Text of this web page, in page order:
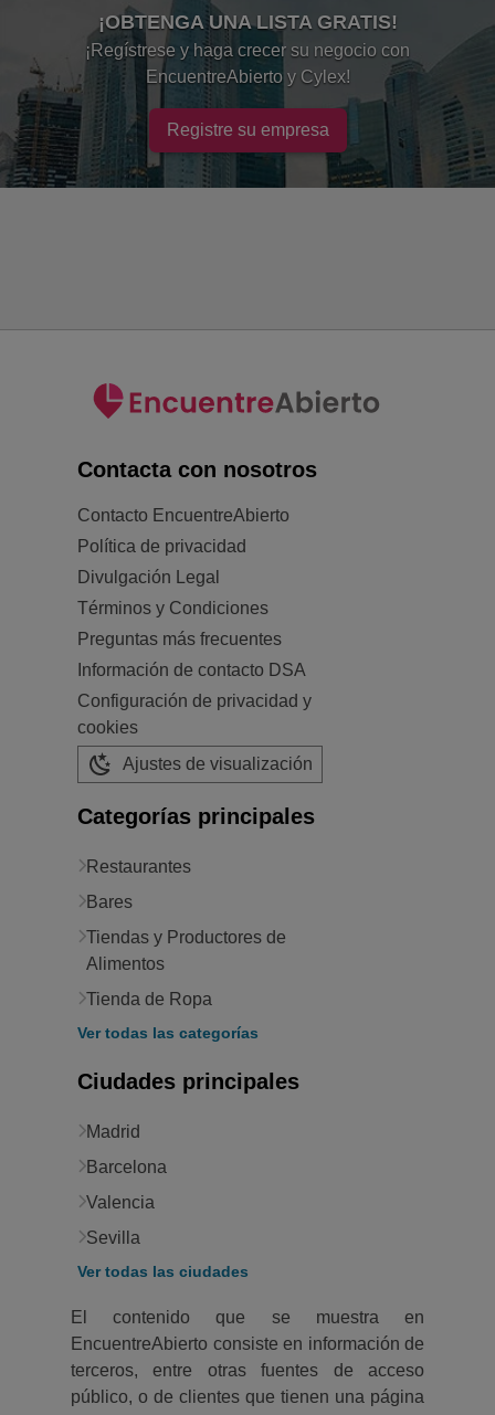
¡OBTENGA UNA LISTA GRATIS!
¡Regístrese y haga crecer su negocio con
EncuentreAbierto y Cylex!
Registre su empresa
Contacta con nosotros
Contacto EncuentreAbierto
Política de privacidad
Divulgación Legal
Términos y Condiciones
Preguntas más frecuentes
Información de contacto DSA
Configuración de privacidad y
cookies
Ajustes de visualización
Categorías principales
Restaurantes
Bares
Tiendas y Productores de
Alimentos
Tienda de Ropa
Ver todas las categorías
Ciudades principales
Madrid
Barcelona
Valencia
Sevilla
Ver todas las ciudades
El contenido que se muestra en
EncuentreAbierto consiste en información de
terceros, entre otras fuentes de acceso
público, o de clientes que tienen una página